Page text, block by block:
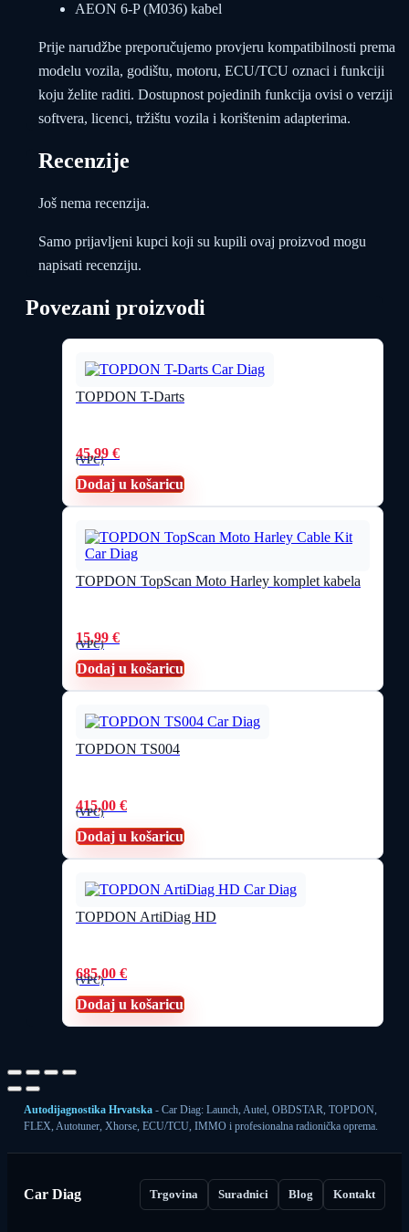
AEON 6-P (M036) kabel
Prije narudžbe preporučujemo provjeru kompatibilnosti prema
modelu vozila, godištu, motoru, ECU/TCU oznaci i funkciji
koju želite raditi. Dostupnost pojedinih funkcija ovisi o verziji
softvera, licenci, tržištu vozila i korištenim adapterima.
Recenzije
Još nema recenzija.
Samo prijavljeni kupci koji su kupili ovaj proizvod mogu
napisati recenziju.
Povezani proizvodi
TOPDON T-Darts
45,99 €
(VPC)
Dodaj u košaricu
TOPDON TopScan Moto Harley komplet kabela
15,99 €
(VPC)
Dodaj u košaricu
TOPDON TS004
415,00 €
(VPC)
Dodaj u košaricu
TOPDON ArtiDiag HD
685,00 €
(VPC)
Dodaj u košaricu
Autodijagnostika Hrvatska - Car Diag: Launch, Autel, OBDSTAR, TOPDON,
FLEX, Autotuner, Xhorse, ECU/TCU, IMMO i profesionalna radionička oprema.
Car Diag Trgovina Suradnici Blog Kontakt